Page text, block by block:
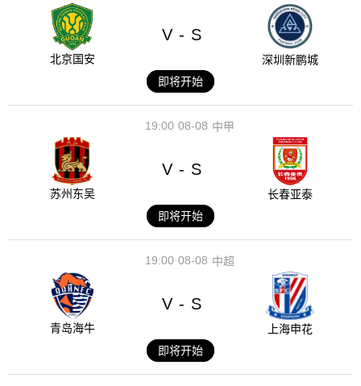
北京国安
V - S
深圳新鹏城
即将开始
08-08
19:00 中甲
苏州东吴
V - S
长春亚泰
即将开始
08-08
19:00 中超
青岛海牛
V - S
上海申花
即将开始